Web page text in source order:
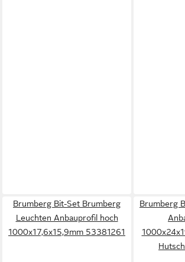
Brumberg Bit-Set Brumberg
Leuchten Anbauprofil hoch
1000x17,6x15,9mm 53381261
Brumberg